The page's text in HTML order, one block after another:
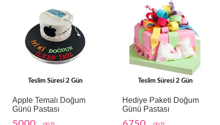
Teslim Süresi 2 Gün
Apple Temalı Doğum
Günü Pastası
Teslim Süresi 2 Gün
Hediye Paketi Doğum
Günü Pastası